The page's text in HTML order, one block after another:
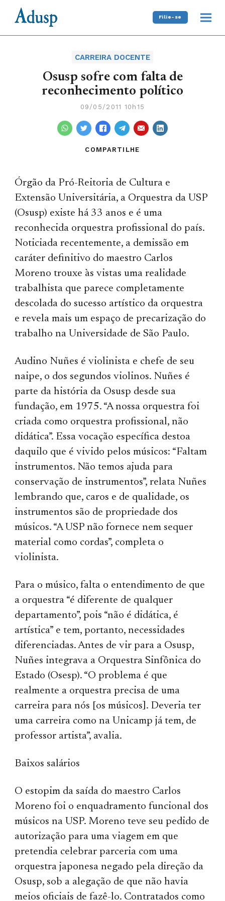
Filie-se
CARREIRA DOCENTE
Osusp sofre com falta de
reconhecimento político
09/05/2011 10h15
COMPARTILHE
Órgão da Pró-Reitoria de Cultura e
Extensão Universitária, a Orquestra da USP
(Osusp) existe há 33 anos e é uma
reconhecida orquestra profissional do país.
Noticiada recentemente, a demissão em
caráter definitivo do maestro Carlos
Moreno trouxe às vistas uma realidade
trabalhista que parece completamente
descolada do sucesso artístico da orquestra
e revela mais um espaço de precarização do
trabalho na Universidade de São Paulo.
Audino Nuñes é violinista e chefe de seu
naipe, o dos segundos violinos. Nuñes é
parte da história da Osusp desde sua
fundação, em 1975. “A nossa orquestra foi
criada como orquestra profissional, não
didática”. Essa vocação específica destoa
daquilo que é vivido pelos músicos: “Faltam
instrumentos. Não temos ajuda para
conservação de instrumentos”, relata Nuñes
lembrando que, caros e de qualidade, os
instrumentos são de propriedade dos
músicos. “A USP não fornece nem sequer
material como cordas”, completa o
violinista.
Para o músico, falta o entendimento de que
a orquestra “é diferente de qualquer
departamento”, pois “não é didática, é
artística” e tem, portanto, necessidades
diferenciadas. Antes de vir para a Osusp,
Nuñes integrava a Orquestra Sinfônica do
Estado (Osesp). “O problema é que
realmente a orquestra precisa de uma
carreira para nós [os músicos]. Deveria ter
uma carreira como na Unicamp já tem, de
professor artista”, avalia.
Baixos salários
O estopim da saída do maestro Carlos
Moreno foi o enquadramento funcional dos
músicos na USP. Moreno teve seu pedido de
autorização para uma viagem em que
pretendia celebrar parceria com uma
orquestra japonesa negado pela direção da
Osusp, sob a alegação de que não havia
meios oficiais de fazê-lo. Contratados como